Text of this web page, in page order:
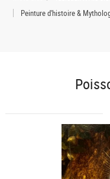
Peinture d'histoire &